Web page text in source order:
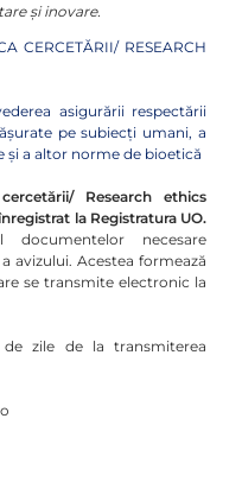
şi inovare.
CERCETĂRII/ RESEARCH
asigurării respectării
pe subiecți umani, a
și a altor norme de bioetică
Research ethics
la Registratura UO.
necesare
avizului. Acestea formează
se transmite electronic la
zile de la transmiterea